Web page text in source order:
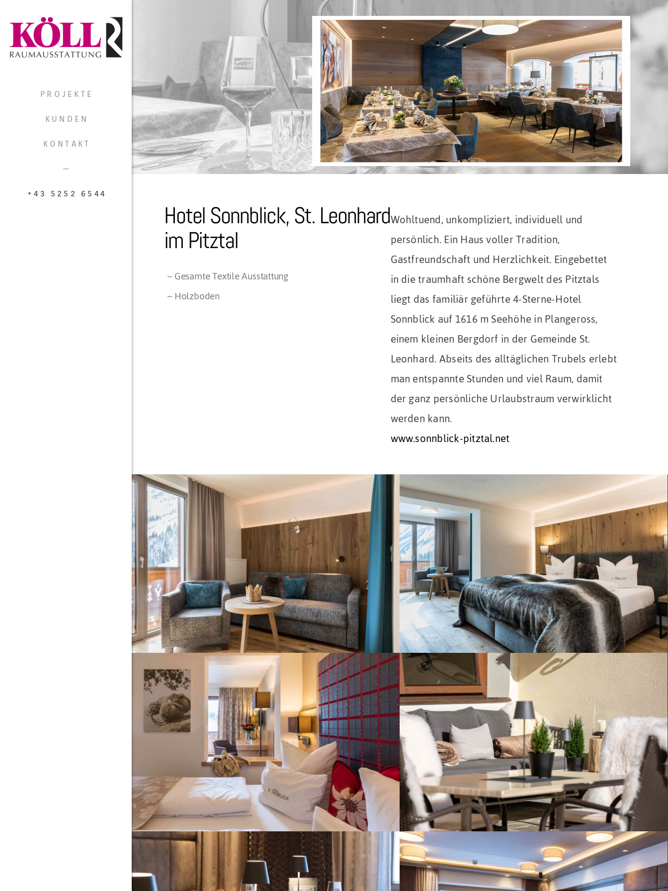
PROJEKTE
KUNDEN
KONTAKT
—
+43 5252 6544
Hotel Sonnblick, St. Leonhard
im Pitztal
– Gesamte Textile Ausstattung
– Holzboden
Wohltuend, unkompliziert, individuell und
persönlich. Ein Haus voller Tradition,
Gastfreundschaft und Herzlichkeit. Eingebettet
in die traumhaft schöne Bergwelt des Pitztals
liegt das familiär geführte 4-Sterne-Hotel
Sonnblick auf 1616 m Seehöhe in Plangeross,
einem kleinen Bergdorf in der Gemeinde St.
Leonhard. Abseits des alltäglichen Trubels erlebt
man entspannte Stunden und viel Raum, damit
der ganz persönliche Urlaubstraum verwirklicht
werden kann.
www.sonnblick-pitztal.net